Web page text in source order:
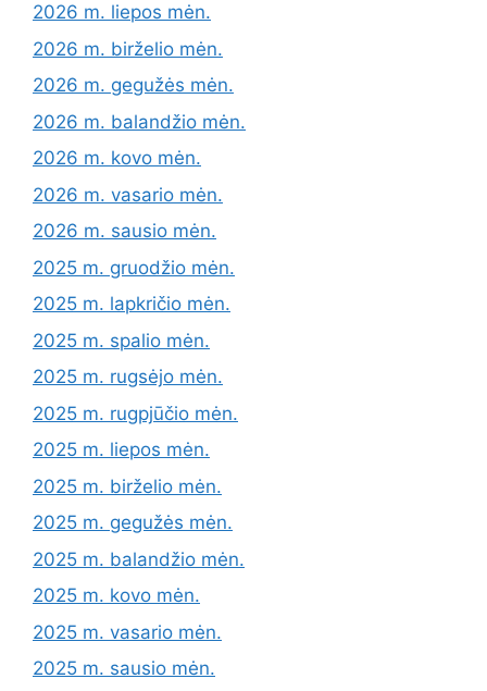
2026 m. liepos mėn.
2026 m. birželio mėn.
2026 m. gegužės mėn.
2026 m. balandžio mėn.
2026 m. kovo mėn.
2026 m. vasario mėn.
2026 m. sausio mėn.
2025 m. gruodžio mėn.
2025 m. lapkričio mėn.
2025 m. spalio mėn.
2025 m. rugsėjo mėn.
2025 m. rugpjūčio mėn.
2025 m. liepos mėn.
2025 m. birželio mėn.
2025 m. gegužės mėn.
2025 m. balandžio mėn.
2025 m. kovo mėn.
2025 m. vasario mėn.
2025 m. sausio mėn.